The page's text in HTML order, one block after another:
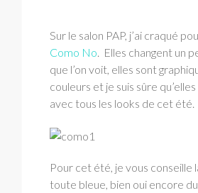
Sur le salon PAP, j’ai craqué
Como No. Elles changent un
que l’on voit, elles sont
couleurs et je suis sûre
avec tous les looks de cet été.
Pour cet été, je vous conseille
toute bleue, bien oui encore